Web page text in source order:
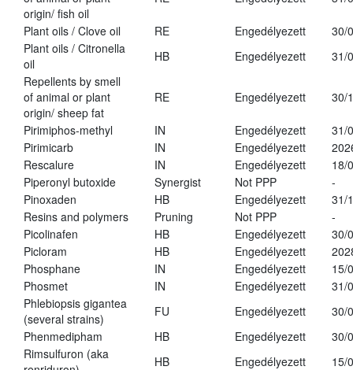
origin/ fish oil
Plant oils / Clove oil RE Engedélyezett
30/
Plant oils / Citronella
oil
HB Engedélyezett
31/
Repellents by smell
of animal or plant
origin/ sheep fat
RE Engedélyezett 30/
Pirimiphos-methyl IN Engedélyezett
31/
Pirimicarb
IN Engedélyezett
Rescalure
IN Engedélyezett
18/
Piperonyl butoxide
Synergist Not PPP
-
Pinoxaden
HB Engedélyezett
31/
Resins and polymers
Pruning Not PPP
-
Picolinafen
HB Engedélyezett
30/
Picloram
HB Engedélyezett
Phosphane
IN Engedélyezett
15/
Phosmet
IN Engedélyezett
31/
Phlebiopsis gigantea
(several strains)
FU Engedélyezett
30/
Phenmedipham
HB Engedélyezett
30/
Rimsulfuron (aka
HB Engedélyezett
15/